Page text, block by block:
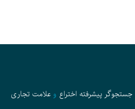
جستجوگر پیشرفته اختراع وعلامت تجاری